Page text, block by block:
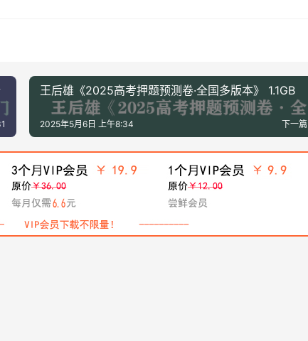
王后雄《2025高考押题预测卷·全国多版本》 1.1GB
下一篇
2025年5月6日 上午8:34